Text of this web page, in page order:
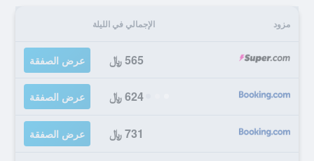
مزود الإجمالي في الليلة
565 ﷼ عرض الصفقة
624 ﷼ عرض الصفقة
731 ﷼ عرض الصفقة